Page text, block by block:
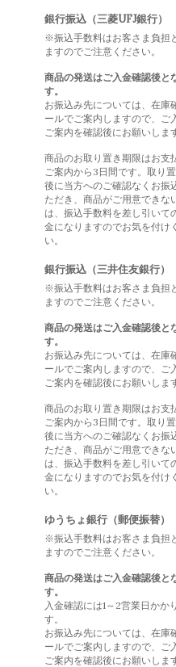
銀行振込（三菱UFJ銀行）
※振込手数料はお客さま負担
ますのでご注意ください。
商品の発送はご入金確認後と
す。
お振込み先については、在庫
ールでご案内しますので、ご
ご案内を確認後にお願いしま
商品のお取り置き期限はお支
ご案内から3日間です。取り
後に当方へのご確認なくお振
ただき、商品がご用意できな
は、振込手数料を差し引いて
金になりますのでお気を付け
い。
銀行振込（三井住友銀行）
※振込手数料はお客さま負担
ますのでご注意ください。
商品の発送はご入金確認後と
す。
お振込み先については、在庫
ールでご案内しますので、ご
ご案内を確認後にお願いしま
商品のお取り置き期限はお支
ご案内から3日間です。取り
後に当方へのご確認なくお振
ただき、商品がご用意できな
は、振込手数料を差し引いて
金になりますのでお気を付け
い。
ゆうちょ銀行（郵便振替）
※振込手数料はお客さま負担
ますのでご注意ください。
商品の発送はご入金確認後と
す。
入金確認には1～2営業日かか
す。
お振込み先については、在庫
ールでご案内しますので、ご
ご案内を確認後にお願いしま